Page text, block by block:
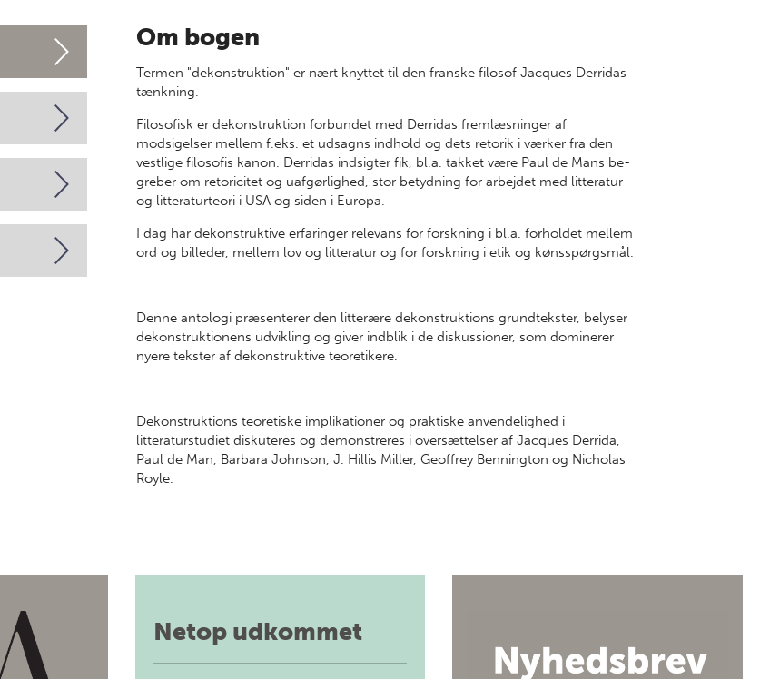
Om bogen
Termen "dekonstruktion" er nært knyttet til den franske filosof Jacques Derridas
tænkning.
Filosofisk er dekonstruktion forbundet med Derridas frem­læsninger af
modsigelser mellem f.eks. et udsagns indhold og dets retorik i værker fra den
vestlige filosofis kanon. Derridas ind­sigter fik­, bl.a. takket være Paul de Mans be­
greber om retoricitet og uafgørlighed, stor be­tydning for arbejdet med litteratur
og littera­tur­teori i USA og siden i Europa.
I dag har de­konstruktive erfaringer relevans for forskning i bl.a. forholdet mellem
ord og billeder, mellem lov og litteratur og for forskning i etik og køns­spørgsmål.
Denne antologi præsenterer den litterære dekonstruktions grundtekster, belyser
dekonstruktionens udvikling og giver indblik i de diskussioner, som dominerer
nyere tekster af dekonstruktive teoretikere.
Dekonstruktions teoretiske implikationer og praktiske anvendelighed i
litteraturstudiet diskuteres og demonstreres i oversættelser af Jacques Derrida,
Paul de Man, Barbara Johnson, J. Hillis Miller, Geoffrey Bennington og Nicholas
Royle.
Netop udkommet